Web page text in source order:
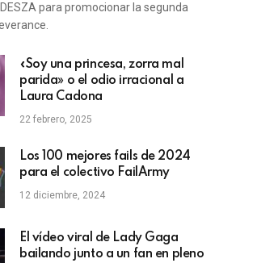
para promocionar la segunda
«Soy una princesa, zorra mal
parida» o el odio irracional a
Laura Cadona
22 febrero, 2025
Los 100 mejores fails de 2024
para el colectivo FailArmy
12 diciembre, 2024
El vídeo viral de Lady Gaga
bailando junto a un fan en pleno